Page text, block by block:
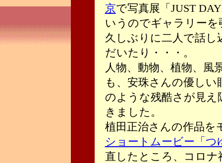
京で写真展「JUST
いうのでギャラリー
久しぶりに二人で話し
だいたり・・・。
人物、動物、植物、風
も、安珠さんの優し
のような残酷さが見
きました。
植田正治さんの作品を
ショートムービー「
直したところ、コロ